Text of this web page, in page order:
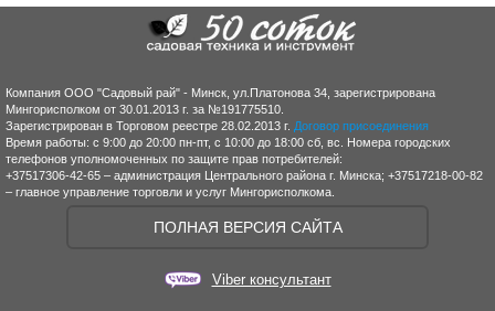
Компания ООО "Садовый рай" - Минск, ул.Платонова 34, зарегистрирована
Мингорисполком от 30.01.2013 г. за №191775510.
Зарегистрирован в Торговом реестре 28.02.2013 г. Договор присоединения
Время работы: с 9:00 до 20:00 пн-пт, с 10:00 до 18:00 сб, вс. Номера городских
телефонов уполномоченных по защите прав потребителей:
+37517306-42-65 – администрация Центрального района г. Минска; +37517218-00-82
– главное управление торговли и услуг Мингорисполкома.
ПОЛНАЯ ВЕРСИЯ САЙТА
Viber консультант